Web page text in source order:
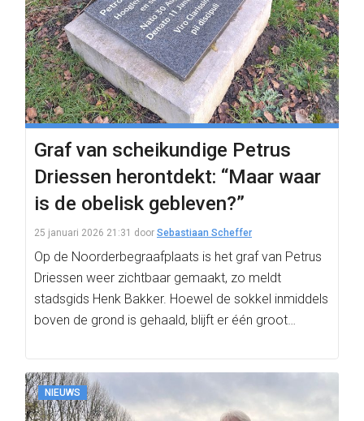
Graf van scheikundige Petrus
Driessen herontdekt: “Maar waar
is de obelisk gebleven?”
25 januari 2026 21:31 door Sebastiaan Scheffer
Op de Noorderbegraafplaats is het graf van Petrus
Driessen weer zichtbaar gemaakt, zo meldt
stadsgids Henk Bakker. Hoewel de sokkel inmiddels
boven de grond is gehaald, blijft er één groot…
NIEUWS